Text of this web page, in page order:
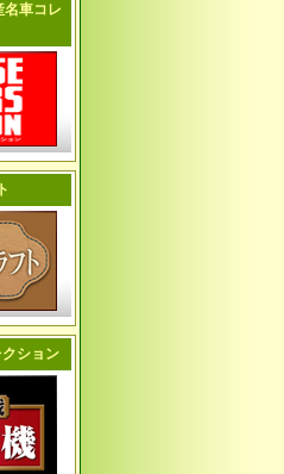
名車コレ
ション